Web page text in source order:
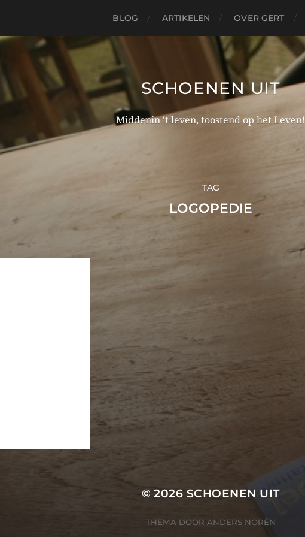
BLOG ARTIKELEN OVER GERT
SCHOENEN UIT
Middenin 't leven, toostend op het Leven!
TAG
LOGOPEDIE
© 2026 SCHOENEN UIT
THEMA DOOR ANDERS NORÉN